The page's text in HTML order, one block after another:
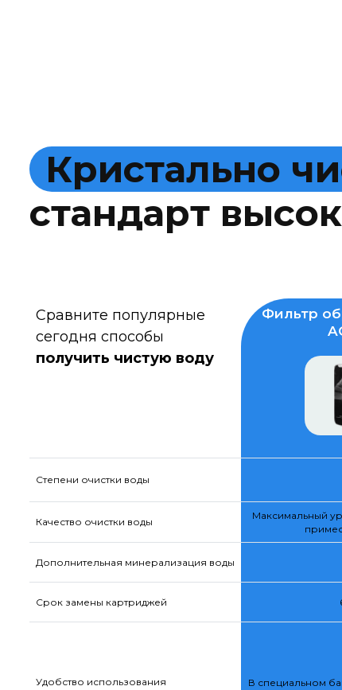
Кристально чи
стандарт высок
Сравните популярные
сегодня способы
получить чистую воду
Фильтр
Степени очистки воды
Качество очистки воды
Максимальный
Дополнительная минерализация воды
Срок замены картриджей
Удобство использования
В специальном